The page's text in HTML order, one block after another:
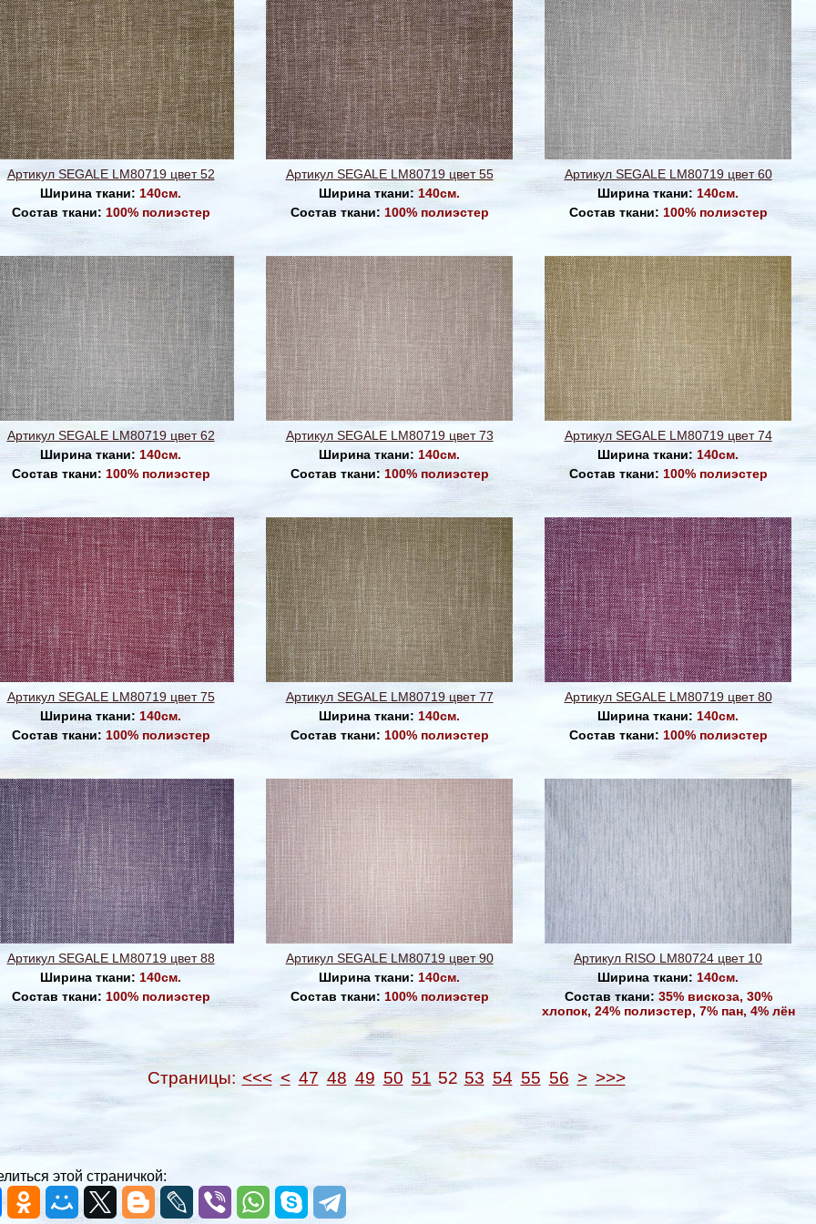
Артикул SEGALE LM80719 цвет 52
Ширина ткани: 140см.
Состав ткани: 100% полиэстер
Артикул SEGALE LM80719 цвет 55
Ширина ткани: 140см.
Состав ткани: 100% полиэстер
Артикул SEGALE LM80719 цвет 60
Ширина ткани: 140см.
Состав ткани: 100% полиэстер
Артикул SEGALE LM80719 цвет 62
Ширина ткани: 140см.
Состав ткани: 100% полиэстер
Артикул SEGALE LM80719 цвет 73
Ширина ткани: 140см.
Состав ткани:100% полиэстер
Артикул SEGALE LM80719 цвет 74
Ширина ткани: 140см.
Состав ткани: 100% полиэстер
Артикул SEGALE LM80719 цвет 75
Ширина ткани: 140см.
Состав ткани: 100% полиэстер
Артикул SEGALE LM80719 цвет 77
Ширина ткани: 140см.
Состав ткани: 100% полиэстер
Артикул SEGALE LM80719 цвет 80
Ширина ткани: 140см.
Состав ткани: 100% полиэстер
Артикул SEGALE LM80719 цвет 88
Ширина ткани: 140см.
Состав ткани: 100% полиэстер
Артикул SEGALE LM80719 цвет 90
Ширина ткани: 140см.
Состав ткани: 100% полиэстер
Артикул RISO LM80724 цвет 10
Ширина ткани: 140см.
Состав ткани: 35% вискоза, 30%
хлопок, 24% полиэстер, 7% пан, 4% лён
Страницы: <<< < 47 48 49 50 51 52 53 54 55 56 > >>>
этой страничкой: